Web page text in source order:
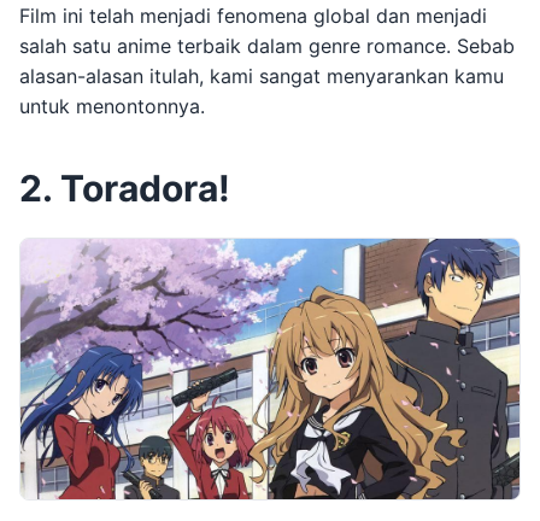
Film ini telah menjadi fenomena global dan menjadi
salah satu anime terbaik dalam genre romance. Sebab
alasan-alasan itulah, kami sangat menyarankan kamu
untuk menontonnya.
2. Toradora!